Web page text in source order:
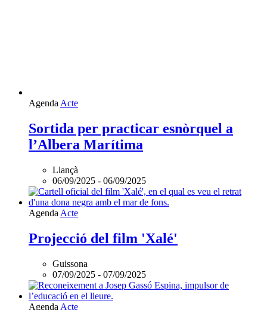
Agenda Acte
Sortida per practicar esnòrquel a
l’Albera Marítima
Llançà
06/09/2025 - 06/09/2025
Agenda Acte
Projecció del film 'Xalé'
Guissona
07/09/2025 - 07/09/2025
Agenda Acte